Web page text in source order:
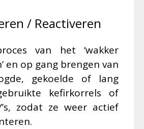
/ Reactiveren
van het ‘wakker
en op gang brengen van
gekoelde of lang
kefirkorrels of
zodat ze weer actief